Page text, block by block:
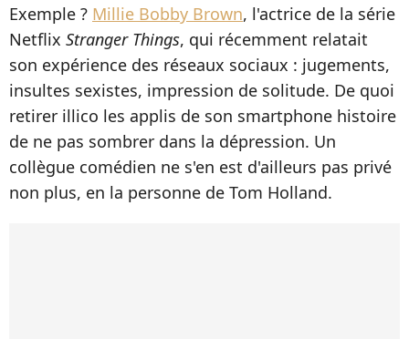
Exemple ? Millie Bobby Brown, l'actrice de la série
Netflix Stranger Things, qui récemment relatait
son expérience des réseaux sociaux : jugements,
insultes sexistes, impression de solitude. De quoi
retirer illico les applis de son smartphone histoire
de ne pas sombrer dans la dépression. Un
collègue comédien ne s'en est d'ailleurs pas privé
non plus, en la personne de Tom Holland.